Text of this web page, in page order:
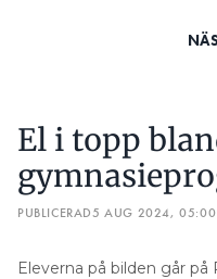
El i topp
PUBLICERAD5 AUG 2024, 05:00
Eleverna på bilden går